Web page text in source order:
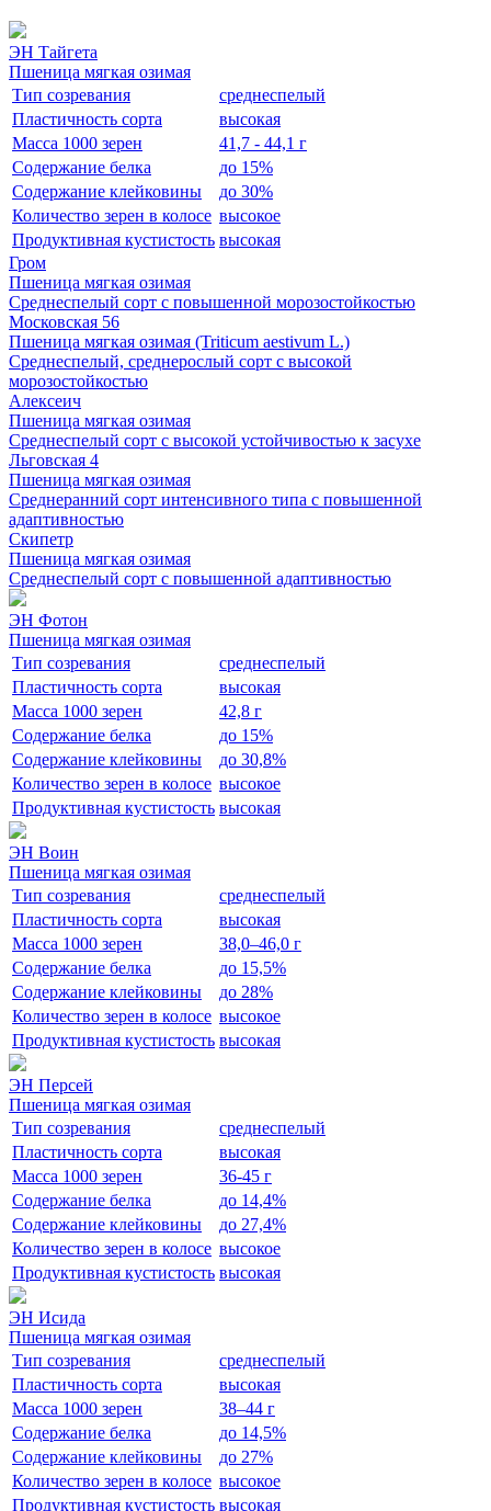
ЭН Тайгета
Пшеница мягкая озимая
Тип созревания
среднеспелый
Пластичность сорта
высокая
Масса 1000 зерен
41,7 - 44,1 г
Содержание белка
до 15%
Содержание клейковины
до 30%
Количество зерен в колосе высокое
Продуктивная кустистость высокая
Гром
Пшеница мягкая озимая
Среднеспелый сорт с повышенной морозостойкостью
Московская 56
Пшеница мягкая озимая (Triticum aestivum L.)
Среднеспелый, среднерослый сорт с высокой
морозостойкостью
Алексеич
Пшеница мягкая озимая
Среднеспелый сорт с высокой устойчивостью к засухе
Льговская 4
Пшеница мягкая озимая
Среднеранний сорт интенсивного типа с повышенной
адаптивностью
Скипетр
Пшеница мягкая озимая
Среднеспелый сорт с повышенной адаптивностью
ЭН Фотон
Пшеница мягкая озимая
Тип созревания
среднеспелый
Пластичность сорта
высокая
Масса 1000 зерен
42,8 г
Содержание белка
до 15%
Содержание клейковины
до 30,8%
Количество зерен в колосе высокое
Продуктивная кустистость высокая
ЭН Воин
Пшеница мягкая озимая
Тип созревания
среднеспелый
Пластичность сорта
высокая
Масса 1000 зерен
38,0–46,0 г
Содержание белка
до 15,5%
Содержание клейковины
до 28%
Количество зерен в колосе высокое
Продуктивная кустистость высокая
ЭН Персей
Пшеница мягкая озимая
Тип созревания
среднеспелый
Пластичность сорта
высокая
Масса 1000 зерен
36-45 г
Содержание белка
до 14,4%
Содержание клейковины
до 27,4%
Количество зерен в колосе высокое
Продуктивная кустистость высокая
ЭН Исида
Пшеница мягкая озимая
Тип созревания
среднеспелый
Пластичность сорта
высокая
Масса 1000 зерен
38–44 г
Содержание белка
до 14,5%
Содержание клейковины
до 27%
Количество зерен в колосе высокое
Продуктивная кустистость высокая